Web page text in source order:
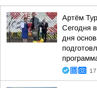
Артём
Сегодня
дня